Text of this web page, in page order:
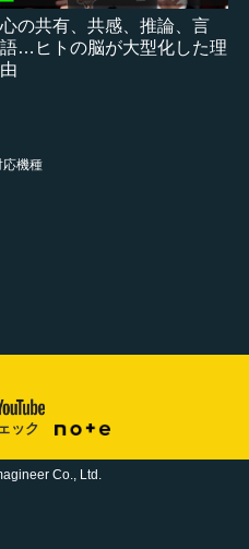
心の共有、共感、推論、言
語…ヒトの脳が大型化した理
由
応機種
ック
Co., Ltd.